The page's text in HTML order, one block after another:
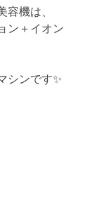
容機は、
ン＋イオン
シンです✨